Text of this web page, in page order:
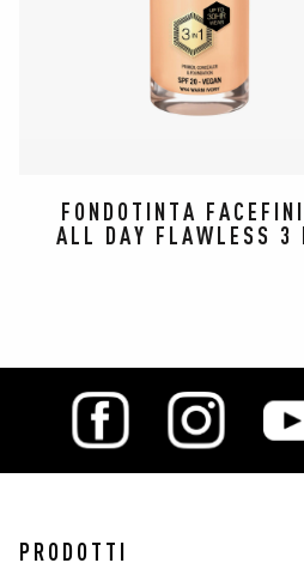
FONDOTINTA
ALL DAY FLAWLESS 3
PRODOTTI